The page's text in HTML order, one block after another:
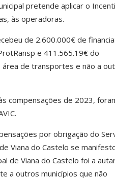
pretende aplicar o
às operadoras.
de 2.600.000€ de
e 411.565.19€ do
área de transportes e não a
compensações de 2023,
por obrigação do
Viana do Castelo se
de Viana do Castelo foi a
a outros municípios que não